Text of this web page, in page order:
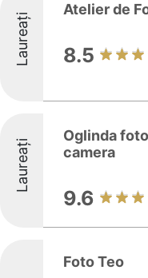
Laureați
Atelier de
8.5
Laureați
Oglinda
camera
9.6
Foto Teo